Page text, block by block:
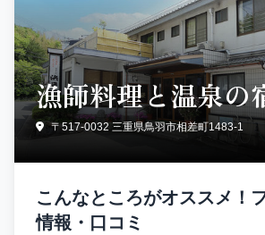
漁師料理と温泉の
〒517-0032 三重県鳥羽市相差町1483-1
こんなところがオススメ！
情報・口コミ